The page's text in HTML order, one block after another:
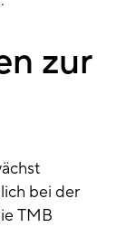
zur
bei der
TMB